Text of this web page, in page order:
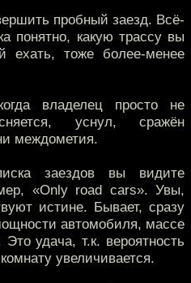
пробный заезд. Всё-
понятно, какую трассу вы
ехать, тоже более-менее
владелец просто не
уснул, сражён
междометия.
заездов вы видите
«Only road cars». Увы,
истине. Бывает, сразу
автомобиля, массе
удача, т.к. вероятность
увеличивается.